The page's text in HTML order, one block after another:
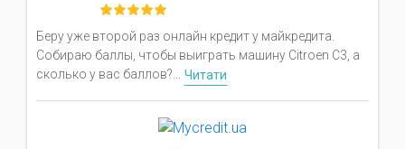
Беру уже второй раз онлайн кредит у майкредита.
Собираю баллы, чтобы выиграть машину Сitroen C3, а
сколько у вас баллов?... Читати